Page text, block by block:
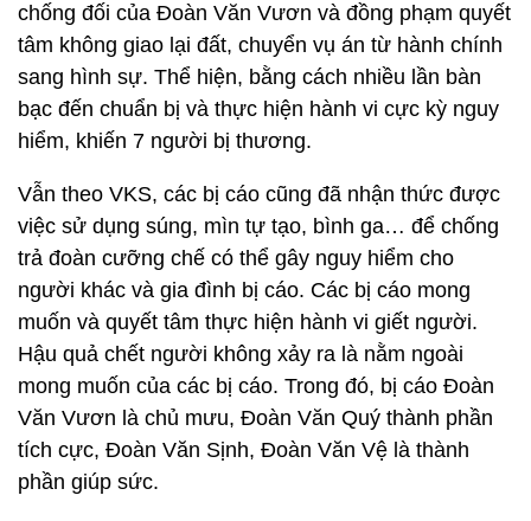
chống đối của Đoàn Văn Vươn và đồng phạm quyết
tâm không giao lại đất, chuyển vụ án từ hành chính
sang hình sự. Thể hiện, bằng cách nhiều lần bàn
bạc đến chuẩn bị và thực hiện hành vi cực kỳ nguy
hiểm, khiến 7 người bị thương.
Vẫn theo VKS, các bị cáo cũng đã nhận thức được
việc sử dụng súng, mìn tự tạo, bình ga… để chống
trả đoàn cưỡng chế có thể gây nguy hiểm cho
người khác và gia đình bị cáo. Các bị cáo mong
muốn và quyết tâm thực hiện hành vi giết người.
Hậu quả chết người không xảy ra là nằm ngoài
mong muốn của các bị cáo. Trong đó, bị cáo Đoàn
Văn Vươn là chủ mưu, Đoàn Văn Quý thành phần
tích cực, Đoàn Văn Sịnh, Đoàn Văn Vệ là thành
phần giúp sức.